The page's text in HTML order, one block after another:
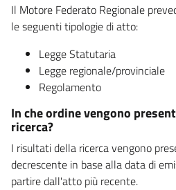
Il Motore Federato Regionale
le seguenti tipologie di atto:
Legge Statutaria
Legge regionale/provinciale
Regolamento
In che ordine vengono
ricerca?
I risultati della ricerca vengono
decrescente in base alla data di
partire dall'atto più recente.